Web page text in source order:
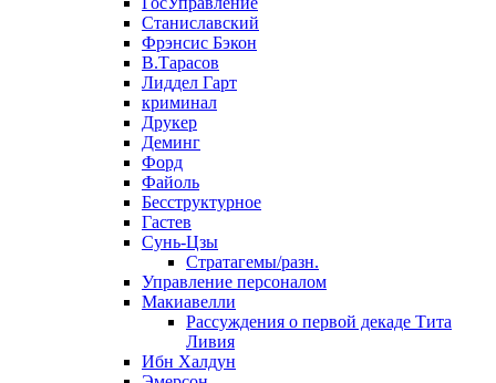
Станиславский
Фрэнсис Бэкон
В.Тарасов
Лиддел Гарт
криминал
Друкер
Деминг
Форд
Файоль
Бесструктурное
Гастев
Сунь-Цзы
Стратагемы/разн.
Управление персоналом
Макиавелли
Рассуждения о первой декаде Тита
Ливия
Ибн Халдун